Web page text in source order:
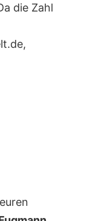
die Zahl